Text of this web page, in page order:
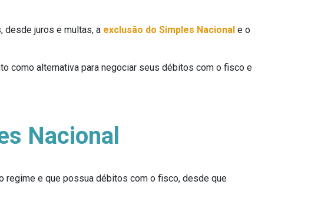
desde juros e multas, a exclusão do Simples Nacional e o
como alternativa para negociar seus débitos com o fisco e
Nacional
regime e que possua débitos com o fisco, desde que